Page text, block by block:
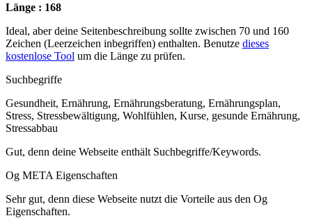
Länge : 168
Ideal, aber deine Seitenbeschreibung sollte zwischen 70 und 160
Zeichen (Leerzeichen inbegriffen) enthalten. Benutze dieses
kostenlose Tool um die Länge zu prüfen.
Suchbegriffe
Gesundheit, Ernährung, Ernährungsberatung, Ernährungsplan,
Stress, Stressbewältigung, Wohlfühlen, Kurse, gesunde Ernährung,
Stressabbau
Gut, denn deine Webseite enthält Suchbegriffe/Keywords.
Og META Eigenschaften
Sehr gut, denn diese Webseite nutzt die Vorteile aus den Og
Eigenschaften.